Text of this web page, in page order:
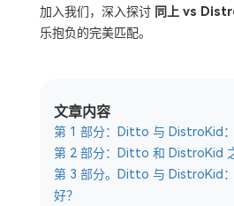
加入我们，深入探讨 同上 vs
乐抱负的完美匹配。
文章内容
第 1 部分：Ditto 与 DistroKid
第 2 部分：Ditto 和 DistroKid
第 3 部分。Ditto 与 DistroKid
好？